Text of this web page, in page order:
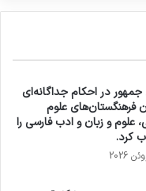
در احکام جداگانه‌ای
فرهنگستان‌های علوم
علوم و زبان و ادب فارسی را
کرد.